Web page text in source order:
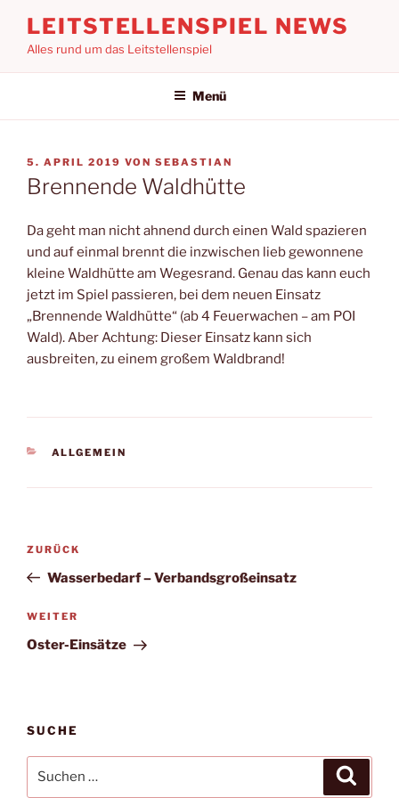
Inhalt
springen
LEITSTELLENSPIEL NEWS
Alles rund um das Leitstellenspiel
Menü
VERÖFFENTLICHT
AM
5. APRIL 2019 VON SEBASTIAN
Brennende Waldhütte
Da geht man nicht ahnend durch einen Wald spazieren
und auf einmal brennt die inzwischen lieb gewonnene
kleine Waldhütte am Wegesrand. Genau das kann euch
jetzt im Spiel passieren, bei dem neuen Einsatz
„Brennende Waldhütte“ (ab 4 Feuerwachen – am POI
Wald). Aber Achtung: Dieser Einsatz kann sich
ausbreiten, zu einem großem Waldbrand!
KATEGORIEN
ALLGEMEIN
Beitragsnavigation
Vorheriger
Beitrag
ZURÜCK
Wasserbedarf – Verbandsgroßeinsatz
Nächster
Beitrag
WEITER
Oster-Einsätze
SUCHE
nach: